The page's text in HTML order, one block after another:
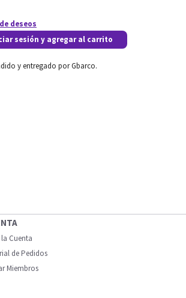
deseos
sesión y agregar al carrito
y entregado por Gbarco.
Cuenta
de Pedidos
Miembros